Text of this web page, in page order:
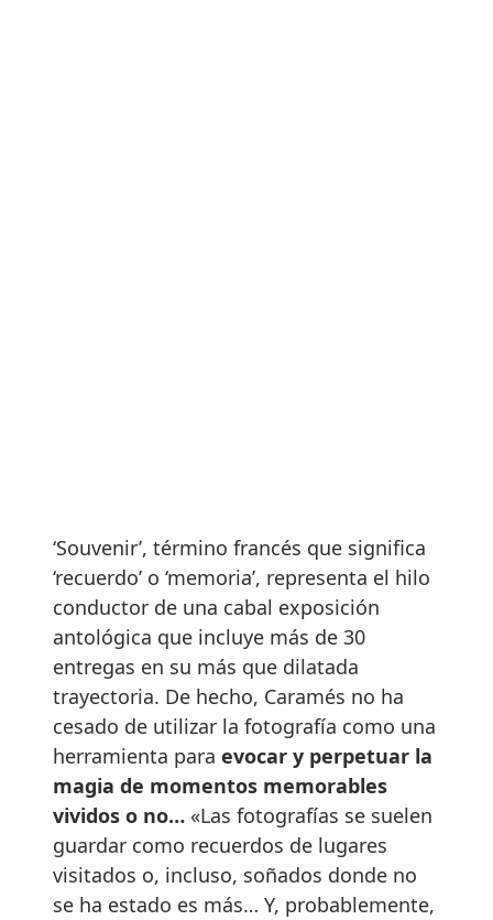
‘Souvenir’, término francés que significa
‘recuerdo’ o ‘memoria’, representa el hilo
conductor de una cabal exposición
antológica que incluye más de 30
entregas en su más que dilatada
trayectoria. De hecho, Caramés no ha
cesado de utilizar la fotografía como una
herramienta para evocar y perpetuar la
magia de momentos memorables
vividos o no… «Las fotografías se suelen
guardar como recuerdos de lugares
visitados o, incluso, soñados donde no
se ha estado es más… Y, probablemente,